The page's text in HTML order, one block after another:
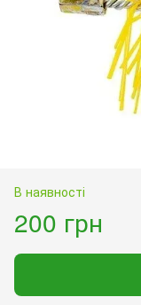
В наявності
200 грн